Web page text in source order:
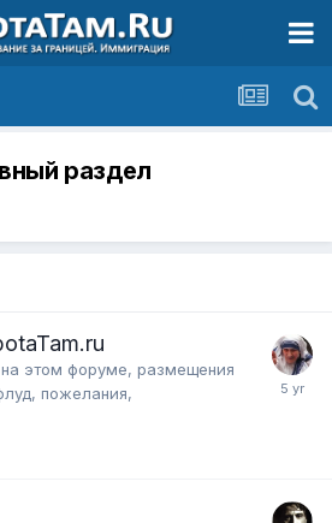
раздел
этом форуме, размещения
пожелания,